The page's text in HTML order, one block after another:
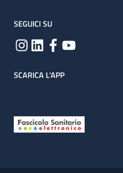
SEGUICI SU
SCARICA L'APP